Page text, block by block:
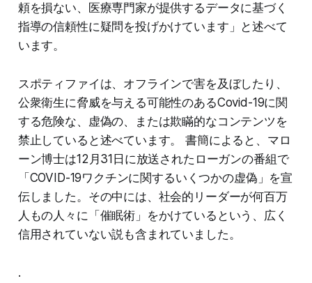
頼を損ない、医療専門家が提供するデータに基づく
指導の信頼性に疑問を投げかけています」と述べて
います。
スポティファイは、オフラインで害を及ぼしたり、
公衆衛生に脅威を与える可能性のあるCovid-19に関
する危険な、虚偽の、または欺瞞的なコンテンツを
禁止していると述べています。 書簡によると、マロ
ーン博士は12月31日に放送されたローガンの番組で
「COVID-19ワクチンに関するいくつかの虚偽」を宣
伝しました。その中には、社会的リーダーが何百万
人もの人々に「催眠術」をかけているという、広く
信用されていない説も含まれていました。
.